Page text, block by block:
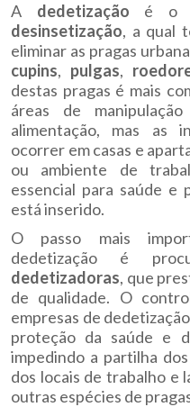
A dedetização é o
desinsetização, a qual
eliminar as pragas
cupins, pulgas,
destas pragas é mais
áreas de
alimentação, mas as
ocorrer em casas e
ou ambiente de
essencial para saúde e
está inserido.
O passo mais
dedetização é
dedetizadoras, que
de qualidade. O
empresas de
proteção da saúde e
impedindo a partilha
dos locais de trabalho e
outras espécies de